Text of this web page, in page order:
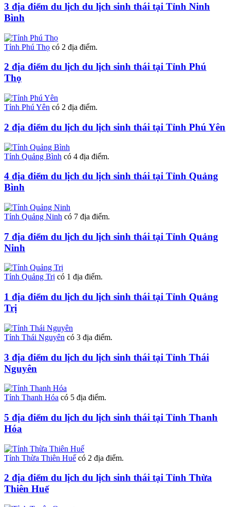
3 địa điểm du lịch du lịch sinh thái tại Tỉnh Ninh
Bình
Tỉnh Phú Thọ có 2 địa điểm.
2 địa điểm du lịch du lịch sinh thái tại Tỉnh Phú
Thọ
Tỉnh Phú Yên có 2 địa điểm.
2 địa điểm du lịch du lịch sinh thái tại Tỉnh Phú Yên
Tỉnh Quảng Bình có 4 địa điểm.
4 địa điểm du lịch du lịch sinh thái tại Tỉnh Quảng
Bình
Tỉnh Quảng Ninh có 7 địa điểm.
7 địa điểm du lịch du lịch sinh thái tại Tỉnh Quảng
Ninh
Tỉnh Quảng Trị có 1 địa điểm.
1 địa điểm du lịch du lịch sinh thái tại Tỉnh Quảng
Trị
Tỉnh Thái Nguyên có 3 địa điểm.
3 địa điểm du lịch du lịch sinh thái tại Tỉnh Thái
Nguyên
Tỉnh Thanh Hóa có 5 địa điểm.
5 địa điểm du lịch du lịch sinh thái tại Tỉnh Thanh
Hóa
Tỉnh Thừa Thiên Huế có 2 địa điểm.
2 địa điểm du lịch du lịch sinh thái tại Tỉnh Thừa
Thiên Huế